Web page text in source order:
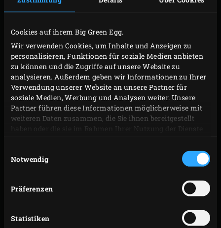
Cookies auf ihrem Big Green Egg.
Wir verwenden Cookies, um Inhalte und Anzeigen zu
personalisieren, Funktionen für soziale Medien anbieten
zu können und die Zugriffe auf unsere Website zu
analysieren. Außerdem geben wir Informationen zu Ihrer
Verwendung unserer Website an unsere Partner für
soziale Medien, Werbung und Analysen weiter. Unsere
Partner führen diese Informationen möglicherweise mit
weiteren Daten zusammen, die Sie ihnen bereitgestellt
haben oder die sie im Rahmen Ihrer Nutzung der Dienste
Notwendig
Präferenzen
Statistiken
Für das Atjar 100 ml Wasser mit dem Reisessig,
Inzwischen die Möhren schälen, diese und den
Weisskohl in dünne Scheiben schneiden. Die